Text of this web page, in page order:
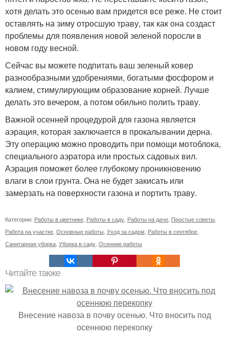
хотя делать это осенью вам придется все реже. Не стоит
оставлять на зиму отросшую траву, так как она создаст
проблемы для появления новой зеленой поросли в
новом году весной.
Сейчас вы можете подпитать ваш зеленый ковер
разнообразными удобрениями, богатыми фосфором и
калием, стимулирующим образование корней. Лучше
делать это вечером, а потом обильно полить траву.
Важной осенней процедурой для газона является
аэрация, которая заключается в прокалывании дерна.
Эту операцию можно проводить при помощи мотоблока,
специального аэратора или простых садовых вил.
Аэрация поможет более глубокому проникновению
влаги в слои грунта. Она не будет закисать или
замерзать на поверхности газона и портить траву.
Категории: Работы в цветнике Работы в саду Работы на даче Простые советы
Работа на участке Основные работы Уход за садом Работы в сентябре
Санитарная уборка Уборка в саду Осенние работы
Читайте также
Внесение навоза в почву осенью. Что вносить под
осеннюю перекопку